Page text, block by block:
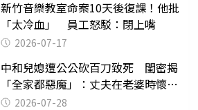
新竹音樂教室命案10天後復課！他批
「太冷血」 員工怒駁：閉上嘴
2026-07-17
中和兒媳遭公公砍百刀致死 閨密揭
「全家都惡魔」：丈夫在老婆時懷孕
摔東西
2026-07-28